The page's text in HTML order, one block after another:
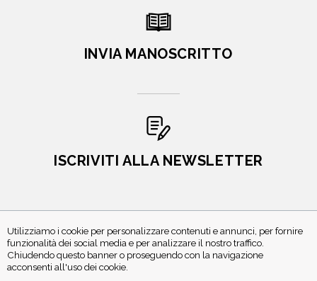
Utilizziamo i cookie per personalizzare contenuti e annunci, per fornire
funzionalità dei social media e per analizzare il nostro traffico.
Chiudendo questo banner o proseguendo con la navigazione
acconsenti all'uso dei cookie.
INVIA MANOSCRITTO
ISCRIVITI ALLA NEWSLETTER